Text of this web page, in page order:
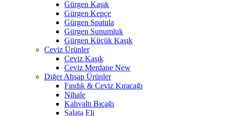
Gürgen Kaşık
Gürgen Kepçe
Gürgen Spatula
Gürgen Sunumluk
Gürgen Küçük Kaşık
Ceviz Ürünler
Ceviz Kaşık
Ceviz Merdane New
Diğer Ahşap Ürünler
Fındık & Ceviz Kıracağı
Nihale
Kahvaltı Bıçağı
Salata Eli